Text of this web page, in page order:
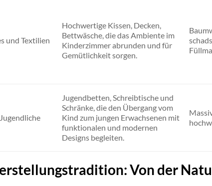
und Textilien
Hochwertige Kissen, Decken,
Bettwäsche, die das Ambiente im
Kinderzimmer abrunden und für
Gemütlichkeit sorgen.
Jugendbetten, Schreibtische und
Schränke, die den Übergang vom
Kind zum jungen Erwachsenen mit
funktionalen und modernen
Designs begleiten.
Von der